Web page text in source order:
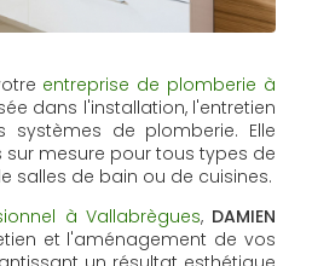
entreprise de plomberie à
dans l'installation, l'entretien
de plomberie. Elle
mesure pour tous types de
salles de bain ou de cuisines.
à Vallabrègues, DAMIEN
et l'aménagement de vos